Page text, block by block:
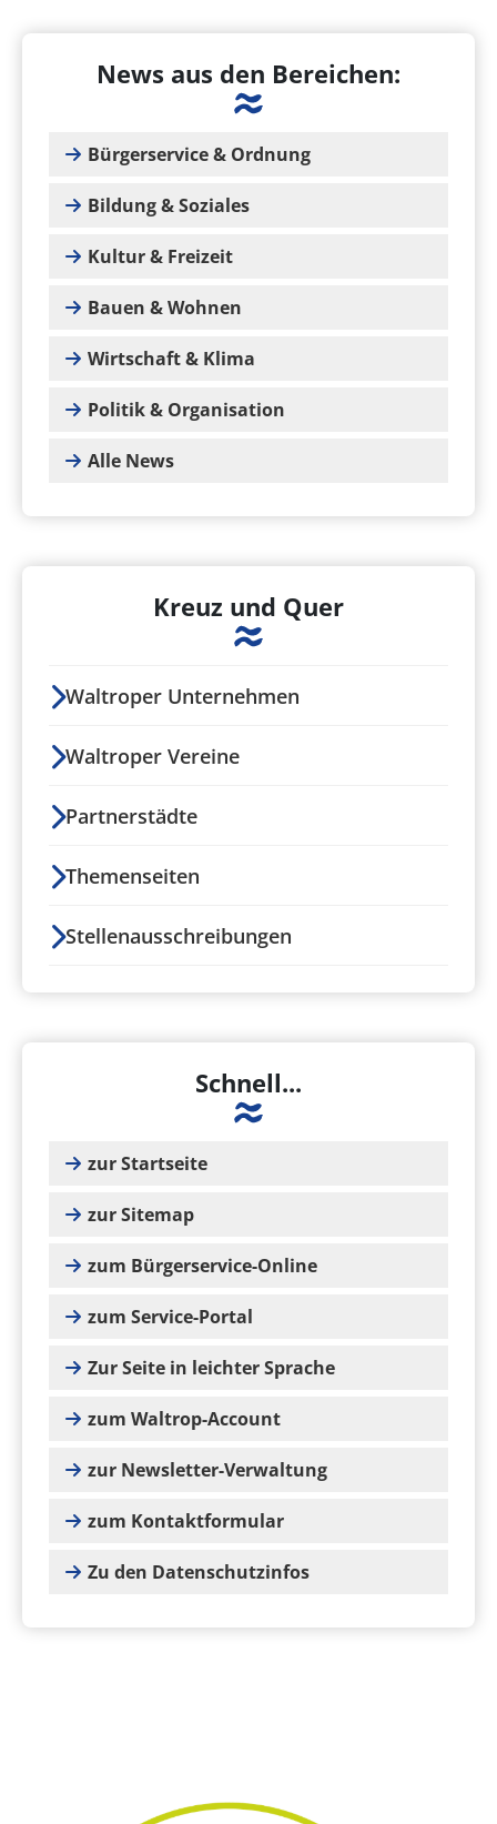
News aus den Bereichen:
Bürgerservice & Ordnung
Bildung & Soziales
Kultur & Freizeit
Bauen & Wohnen
Wirtschaft & Klima
Politik & Organisation
Alle News
Kreuz und Quer
Waltroper Unternehmen
Waltroper Vereine
Partnerstädte
Themenseiten
Stellenausschreibungen
Schnell...
zur Startseite
zur Sitemap
zum Bürgerservice-Online
zum Service-Portal
Zur Seite in leichter Sprache
zum Waltrop-Account
zur Newsletter-Verwaltung
zum Kontaktformular
Zu den Datenschutzinfos